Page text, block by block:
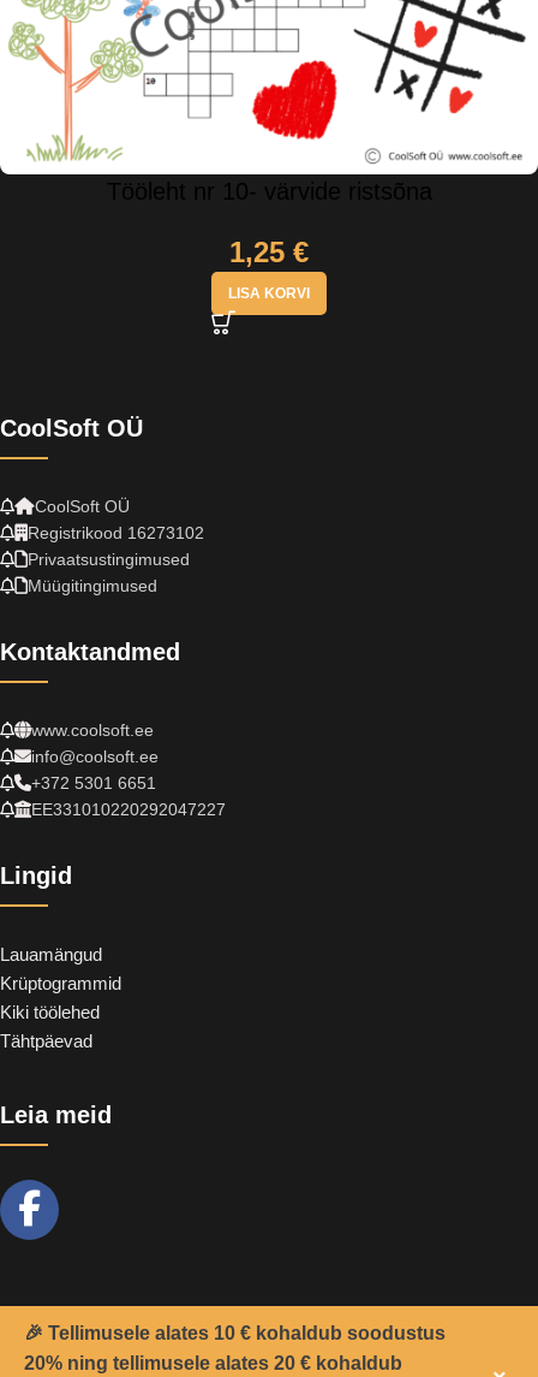
Tööleht nr 10- värvide ristsõna
1,25 €
LISA KORVI
CoolSoft OÜ
CoolSoft OÜ
Registrikood 16273102
Privaatsustingimused
Müügitingimused
Kontaktandmed
www.coolsoft.ee
info@coolsoft.ee
+372 5301 6651
EE331010220292047227
Lingid
Lauamängud
Krüptogrammid
Kiki töölehed
Tähtpäevad
Leia meid
🎉 Tellimusele alates 10 € kohaldub soodustus
20% ning tellimusele alates 20 € kohaldub